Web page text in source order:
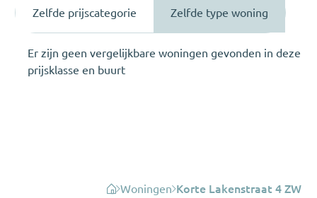
Zelfde prijscategorie Zelfde type woning
Er zijn geen vergelijkbare woningen gevonden in deze
prijsklasse en buurt
Woningen Korte Lakenstraat 4 ZW